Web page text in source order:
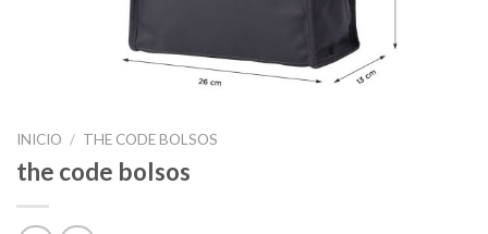
INICIO / THE CODE BOLSOS
the code bolsos